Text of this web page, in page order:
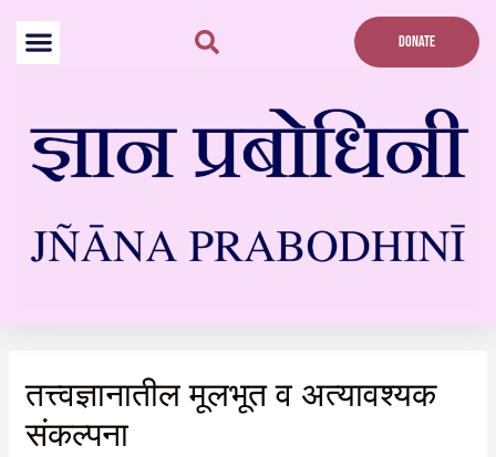
content
DONATE
तत्त्वज्ञानातील मूलभूत व अत्यावश्यक
संकल्पना